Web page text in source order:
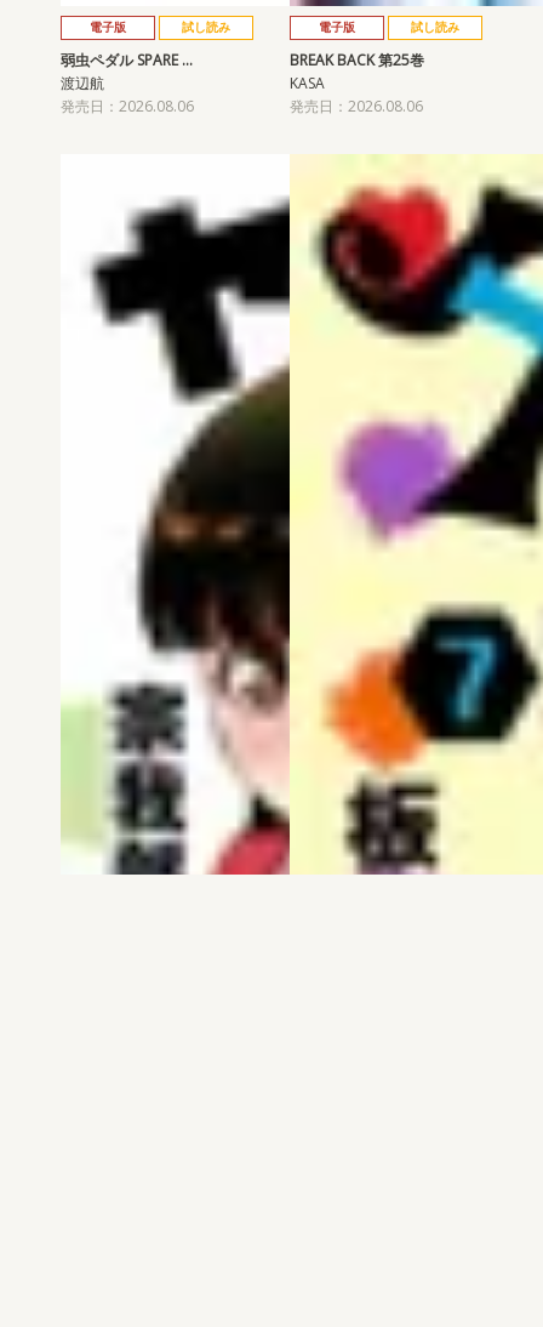
電子版 試し読み
弱虫ペダル SPARE …
渡辺航
発売日：2026.08.06
電子版 試し読み
BREAK BACK 第25巻
KASA
発売日：2026.08.06